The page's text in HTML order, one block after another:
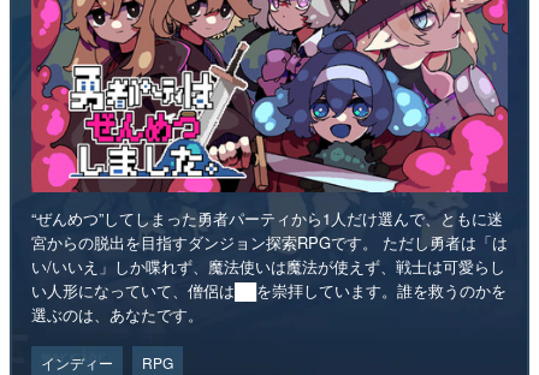
“ぜんめつ”してしまった勇者パーティから1人だけ選んで、ともに迷
宮からの脱出を目指すダンジョン探索RPGです。 ただし勇者は「は
い/いいえ」しか喋れず、魔法使いは魔法が使えず、戦士は可愛らし
い人形になっていて、僧侶は██を崇拝しています。誰を救うのかを
選ぶのは、あなたです。
インディー RPG